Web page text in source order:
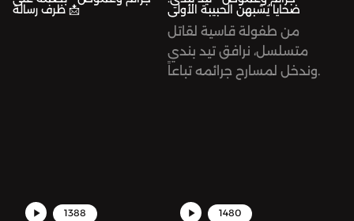
ظرف رسالة 📩 ضحايا يُشبهنَ الحبيبة الأولى
من طفولة قاسية لقاتل
متسلسل، نرافق تيد بندي
وندخل لمسارح جرائمه تباعاً.
1388 1480